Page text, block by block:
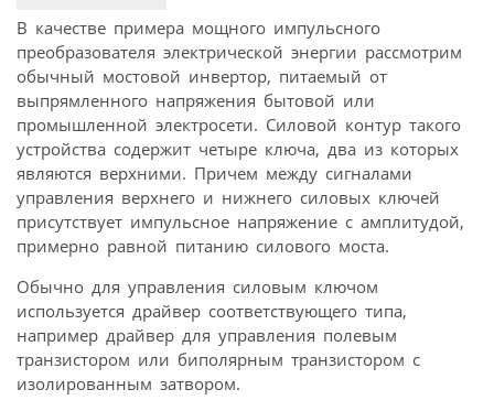
В качестве примера мощного импульсного
преобразователя электрической энергии рассмотрим
обычный мостовой инвертор, питаемый от
выпрямленного напряжения бытовой или
промышленной электросети. Силовой контур такого
устройства содержит четыре ключа, два из которых
являются верхними. Причем между сигналами
управления верхнего и нижнего силовых ключей
присутствует импульсное напряжение с амплитудой,
примерно равной питанию силового моста.
Обычно для управления силовым ключом
используется драйвер соответствующего типа,
например драйвер для управления полевым
транзистором или биполярным транзистором с
изолированным затвором.